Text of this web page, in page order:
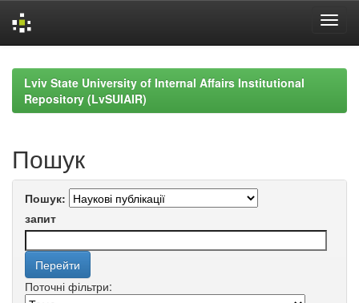
navigationLviv State University of Internal Affairs Institutional
Repository (LvSUIAIR)
Пошук
Пошук:
запит
Поточні фільтри: